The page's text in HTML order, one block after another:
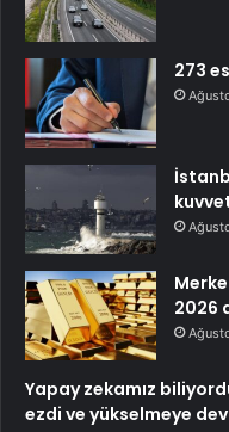
273
2026
Yapay zekamız
ezdi ve yükselmeye